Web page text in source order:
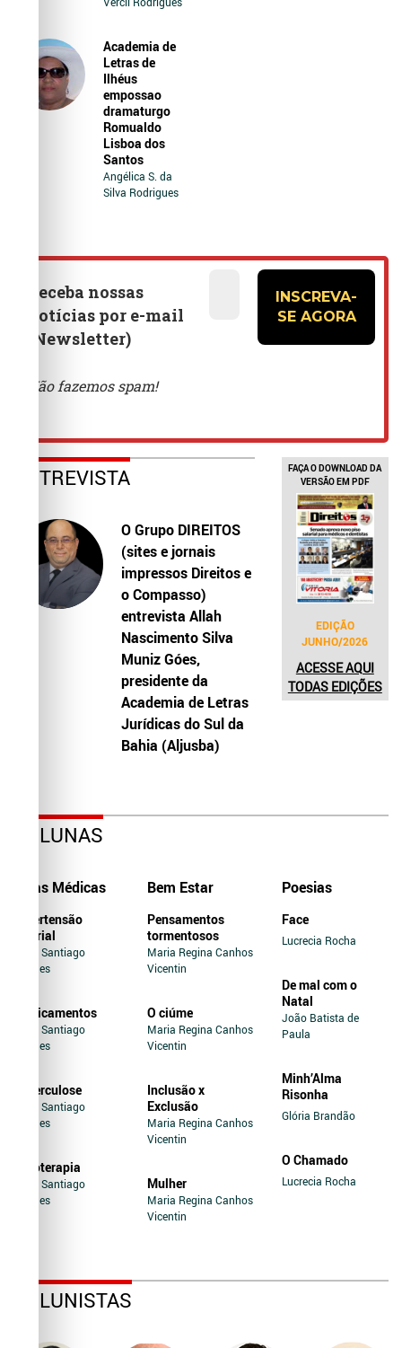
Academia de
Letras de
Ilhéus
empossao
dramaturgo
Romualdo
Lisboa dos
Santos
Angélica S. da
Silva Rodrigues
ENTREVISTA
O Grupo DIREITOS
(sites e jornais
impressos Direitos e
o Compasso)
entrevista Allah
Nascimento Silva
Muniz Góes,
presidente da
Academia de Letras
Jurídicas do Sul da
Bahia (Aljusba)
FAÇA O DOWNLOAD DA
VERSÃO EM PDF
EDIÇÃO
JUNHO/2026
ACESSE AQUI
TODAS EDIÇÕES
COLUNAS
Dicas Médicas
Hipertensão
Arterial
Jairo Santiago
Novaes
Medicamentos
Jairo Santiago
Novaes
Tuberculose
Jairo Santiago
Novaes
Soroterapia
Jairo Santiago
Novaes
Bem Estar
Pensamentos
tormentosos
Maria Regina Canhos
Vicentin
O ciúme
Maria Regina Canhos
Vicentin
Inclusão x
Exclusão
Maria Regina Canhos
Vicentin
Mulher
Maria Regina Canhos
Vicentin
Poesias
Face
Lucrecia Rocha
De mal com o
Natal
João Batista de
Paula
Minh’Alma
Risonha
Glória Brandão
O Chamado
Lucrecia Rocha
COLUNISTAS